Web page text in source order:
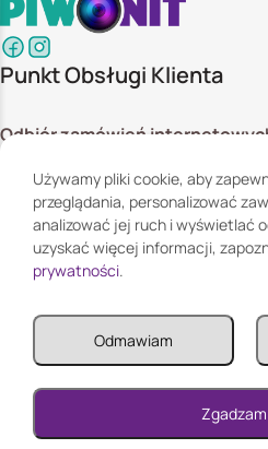
0 0
Punkt Obsługi Klienta
Odbiór zamówień
02-285 Warszawa
Godziny otwarcia:
Pn. - Pt. 08:00 - 16:00
Informacje
Informacje
Reklamacja i zwroty
Twoje konto
Twoje konto
Używamy pliki cookie, aby
przeglądania, personalizować
analizować jej ruch i wyświetlać
uzyskać więcej informacji,
prywatności.
Odmawiam